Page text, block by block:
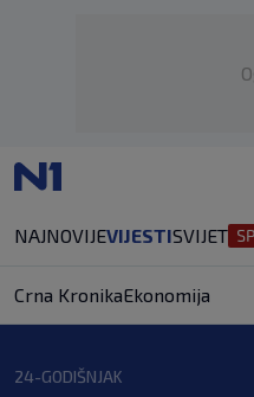
NAJNOVIJEVIJESTISVIJET
Crna KronikaEkonomija
24-GODIŠNJAK